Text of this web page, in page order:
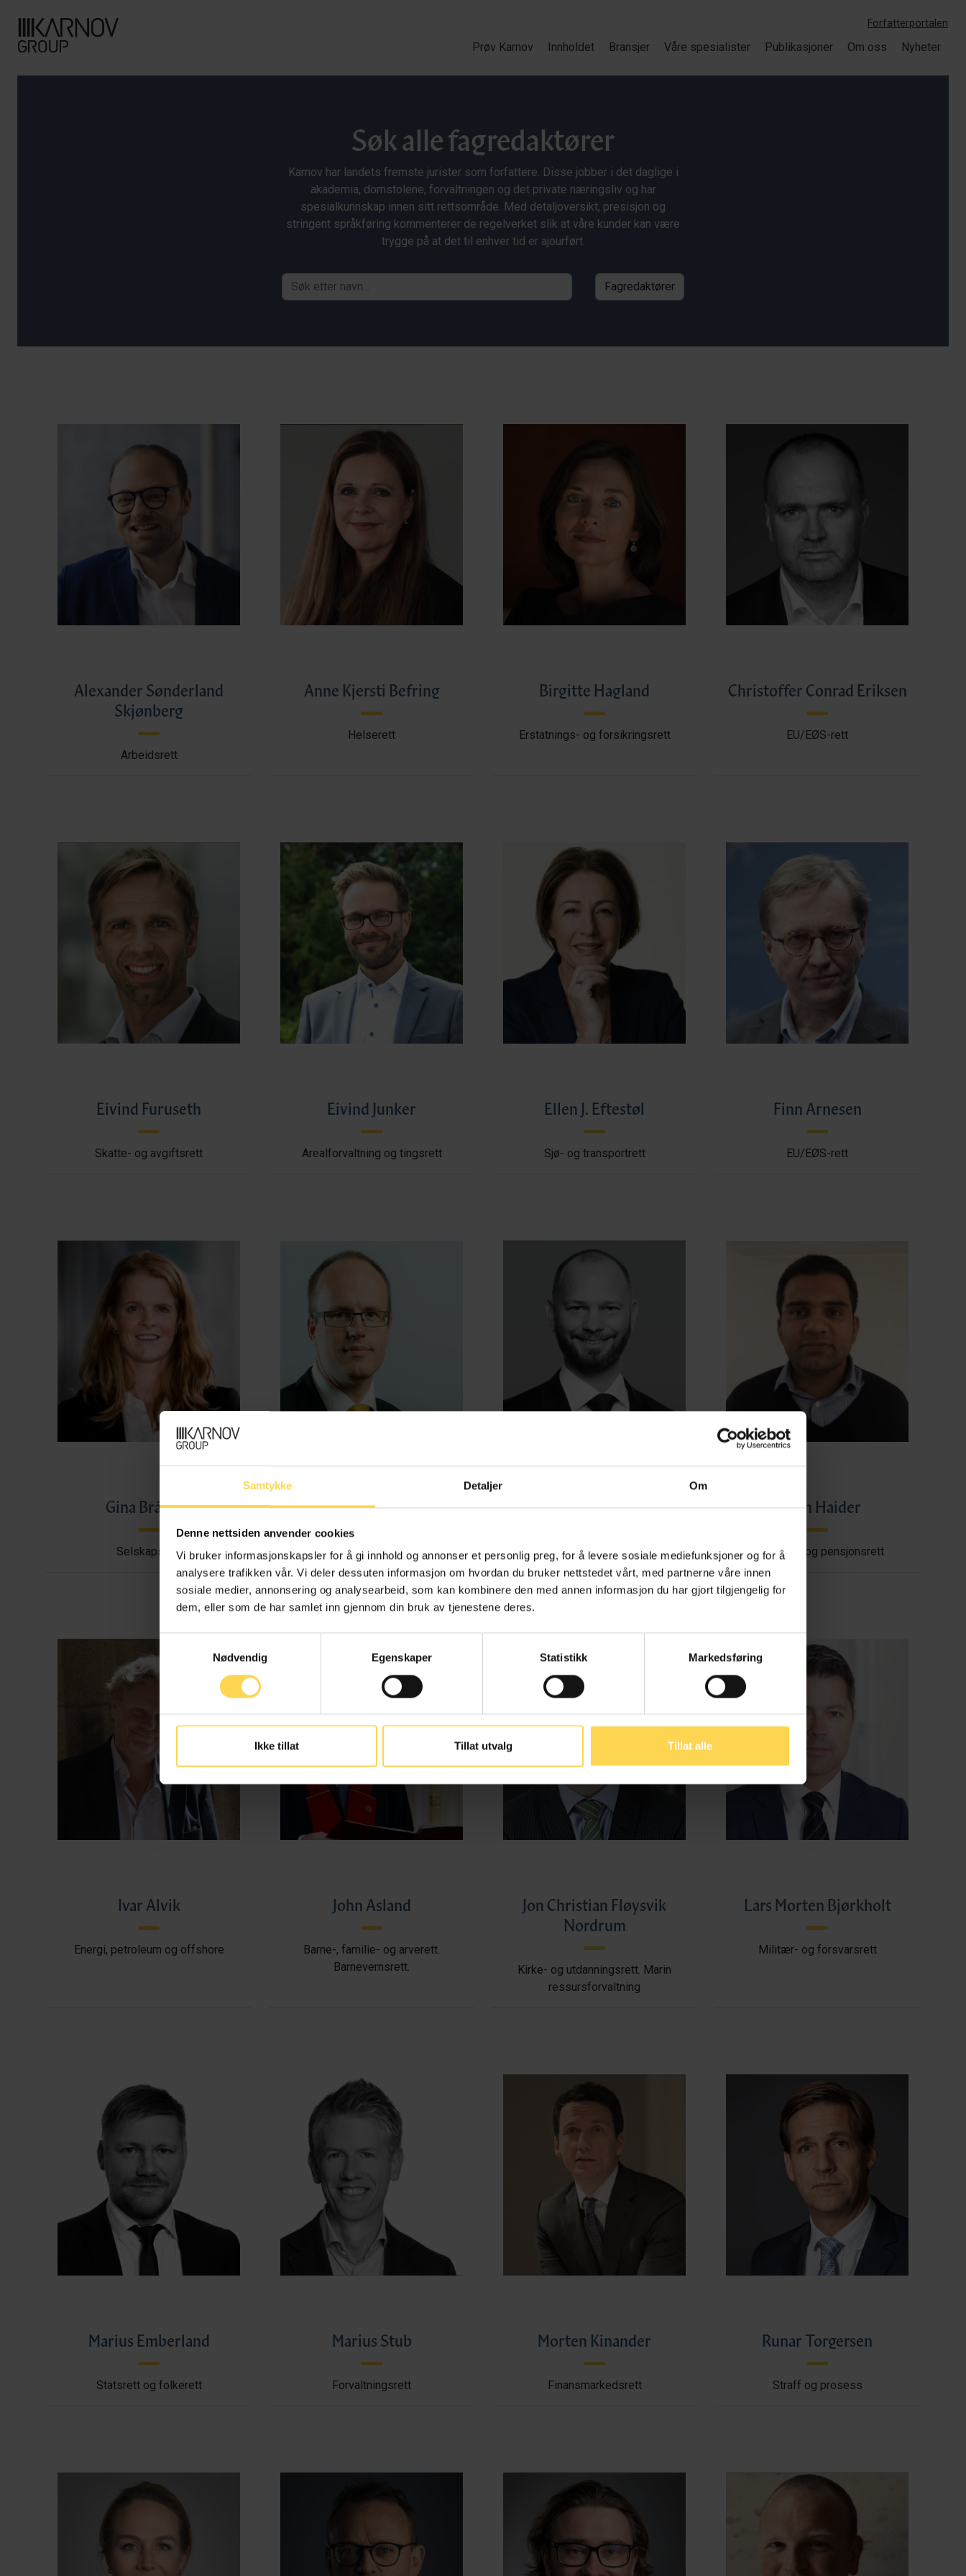
Samtykke Detaljer Om
Denne nettsiden anvender cookies
Vi bruker informasjonskapsler for å gi innhold og annonser et personlig preg, for å levere sosiale mediefunksjoner og for å
analysere trafikken vår. Vi deler dessuten informasjon om hvordan du bruker nettstedet vårt, med partnerne våre innen
sosiale medier, annonsering og analysearbeid, som kan kombinere den med annen informasjon du har gjort tilgjengelig for
dem, eller som de har samlet inn gjennom din bruk av tjenestene deres.
Samtykkevalg
Nødvendig
Egenskaper Statistikk Markedsføring
Ikke tillat Tillat utvalg Tillat alle
Forfatterportalen
Prøv Karnov Innholdet Bransjer Våre spesialister Publikasjoner Om oss Nyheter
Søk alle fagredaktører
Karnov har landets fremste jurister som forfattere. Disse jobber i det daglige i
akademia, domstolene, forvaltningen og det private næringsliv og har
spesialkunnskap innen sitt rettsområde. Med detaljoversikt, presisjon og
stringent språkføring kommenterer de regelverket slik at våre kunder kan være
trygge på at det til enhver tid er ajourført.
Alexander Sønderland
Skjønberg
Arbeidsrett
Anne Kjersti Befring
Helserett
Birgitte Hagland
Erstatnings- og forsikringsrett
Christoffer Conrad Eriksen
EU/EØS-rett
Eivind Furuseth
Skatte- og avgiftsrett
Eivind Junker
Arealforvaltning og tingsrett
Ellen J. Eftestøl
Sjø- og transportrett
Finn Arnesen
EU/EØS-rett
Gina Bråthen
Selskapsrett
Harald Benestad Anderssen
Avtale-, kontrakts- og boligrett
Henrik Bjørnebye
Energi, petroleum og offshore
Imran Haider
Trygderett og pensjonsrett
Ivar Alvik
Energi, petroleum og offshore
John Asland
Barne-, familie- og arverett.
Barnevernsrett.
Jon Christian Fløysvik
Nordrum
Kirke- og utdanningsrett. Marin
ressursforvaltning
Lars Morten Bjørkholt
Militær- og forsvarsrett
Marius Emberland
Statsrett og folkerett
Marius Stub
Forvaltningsrett
Morten Kinander
Finansmarkedsrett
Runar Torgersen
Straff og prosess